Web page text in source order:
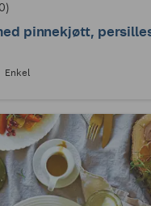
pinnekjøtt,
Enkel